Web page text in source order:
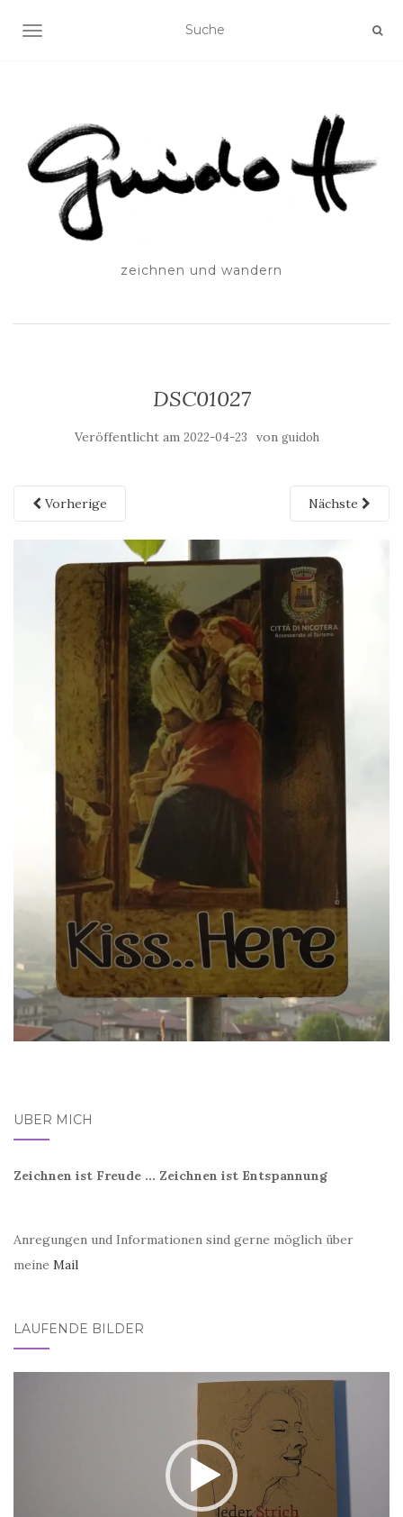
SCHALTE NAVIGATION
zeichnen und wandern
DSC01027
Veröffentlicht am 2022-04-23 von guidoh
Vorherige Nächste
ÜBER MICH
Zeichnen ist Freude ... Zeichnen ist Entspannung
Anregungen und Informationen sind gerne möglich über
meine Mail
LAUFENDE BILDER